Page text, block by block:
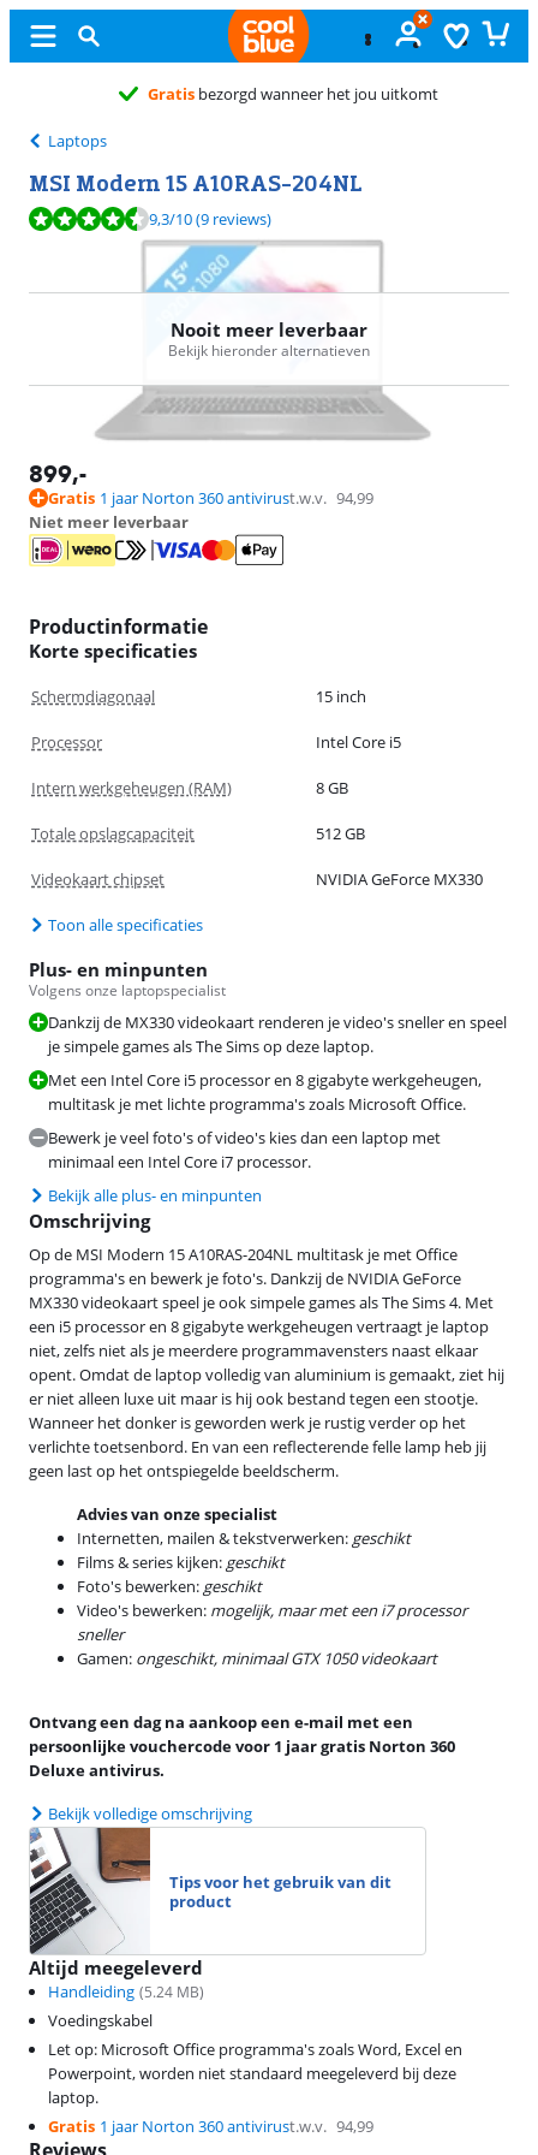
Laptops
MSI Modern 15 A10RAS-204NL
Beoordeling is 9,3 van de 10, gebaseerd op 9 reviews.
9,3/10(9 reviews)
Nooit meer leverbaar
Bekijk hieronder alternatieven
899,-
Gratis 1 jaar Norton 360 antivirust.w.v. 94,99
Niet meer leverbaar
Productinformatie
Korte specificaties
Schermdiagonaal 15 inch
Processor Intel Core i5
Intern werkgeheugen (RAM) 8 GB
Totale opslagcapaciteit 512 GB
Videokaart chipset NVIDIA GeForce MX330
Toon alle specificaties
Plus- en minpunten
Volgens onze laptopspecialist
Dankzij de MX330 videokaart renderen je video's sneller en speel
je simpele games als The Sims op deze laptop.
Met een Intel Core i5 processor en 8 gigabyte werkgeheugen,
multitask je met lichte programma's zoals Microsoft Office.
Bewerk je veel foto's of video's kies dan een laptop met
minimaal een Intel Core i7 processor.
Bekijk alle plus- en minpunten
Omschrijving
Op de MSI Modern 15 A10RAS-204NL multitask je met Office
programma's en bewerk je foto's. Dankzij de NVIDIA GeForce
MX330 videokaart speel je ook simpele games als The Sims 4. Met
een i5 processor en 8 gigabyte werkgeheugen vertraagt je laptop
niet, zelfs niet als je meerdere programmavensters naast elkaar
opent. Omdat de laptop volledig van aluminium is gemaakt, ziet hij
er niet alleen luxe uit maar is hij ook bestand tegen een stootje.
Wanneer het donker is geworden werk je rustig verder op het
verlichte toetsenbord. En van een reflecterende felle lamp heb jij
geen last op het ontspiegelde beeldscherm.
Advies van onze specialist
Internetten, mailen & tekstverwerken: geschikt
Films & series kijken: geschikt
Foto's bewerken: geschikt
Video's bewerken: mogelijk, maar met een i7 processor
sneller
Gamen: ongeschikt, minimaal GTX 1050 videokaart
Ontvang een dag na aankoop een e-mail met een
persoonlijke vouchercode voor 1 jaar gratis Norton 360
Deluxe antivirus.
Bekijk volledige omschrijving
Tips voor het gebruik van dit
product
Altijd meegeleverd
Handleiding (5.24 MB)
Voedingskabel
Let op: Microsoft Office programma's zoals Word, Excel en
Powerpoint, worden niet standaard meegeleverd bij deze
laptop.
Gratis 1 jaar Norton 360 antivirust.w.v. 94,99